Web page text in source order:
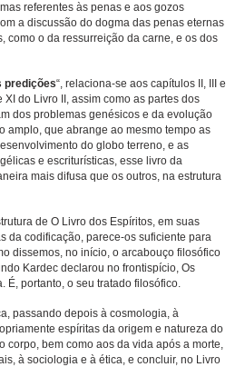
referentes às penas e aos gozos
a discussão do dogma das penas eternas
como o da ressurreição da carne, e os dos
predições“, relaciona-se aos capítulos II, III e
XI do Livro II, assim como as partes dos
dos problemas genésicos e da evolução
amplo, que abrange ao mesmo tempo as
do globo terreno, e as
e escriturísticas, esse livro da
mais difusa que os outros, na estrutura
de O Livro dos Espíritos, em suas
da codificação, parece-os suficiente para
dissemos, no início, o arcabouço filosófico
Kardec declarou no frontispício, Os
É, portanto, o seu tratado filosófico.
passando depois à cosmologia, à
espíritas da origem e natureza do
corpo, bem como aos da vida após a morte,
à sociologia e à ética, e concluir, no Livro